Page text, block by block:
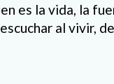
es la vida, la
al vivir,